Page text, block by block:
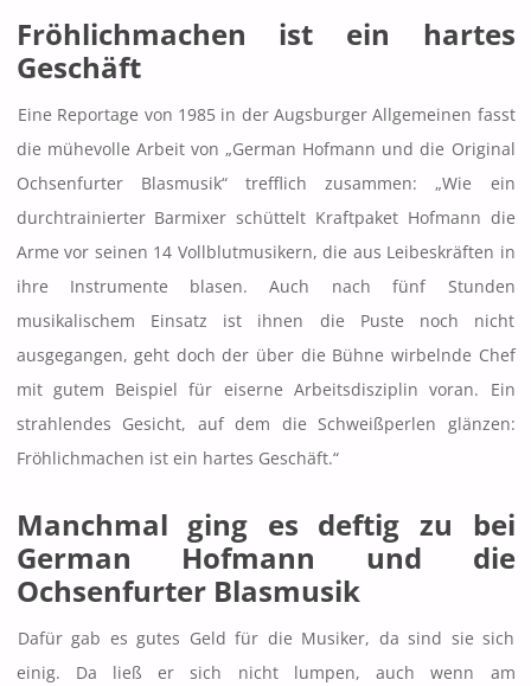
Fröhlichmachen ist ein hartes
Geschäft
Eine Reportage von 1985 in der Augsburger Allgemeinen fasst
die mühevolle Arbeit von „German Hofmann und die Original
Ochsenfurter Blasmusik“ trefflich zusammen: „Wie ein
durchtrainierter Barmixer schüttelt Kraftpaket Hofmann die
Arme vor seinen 14 Vollblutmusikern, die aus Leibeskräften in
ihre Instrumente blasen. Auch nach fünf Stunden
musikalischem Einsatz ist ihnen die Puste noch nicht
ausgegangen, geht doch der über die Bühne wirbelnde Chef
mit gutem Beispiel für eiserne Arbeitsdisziplin voran. Ein
strahlendes Gesicht, auf dem die Schweißperlen glänzen:
Fröhlichmachen ist ein hartes Geschäft.“
Manchmal ging es deftig zu bei
German Hofmann und die
Ochsenfurter Blasmusik
Dafür gab es gutes Geld für die Musiker, da sind sie sich
einig. Da ließ er sich nicht lumpen, auch wenn am